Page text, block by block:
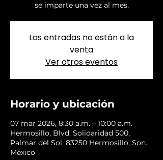
se imparte una vez al mes.
Las entradas no están a la
venta
Ver otros eventos
Horario y ubicación
07 mar 2026, 8:30 a.m. – 10:00 a.m.
Hermosillo, Blvd. Solidaridad 500,
Palmar del Sol, 83250 Hermosillo, Son.,
México